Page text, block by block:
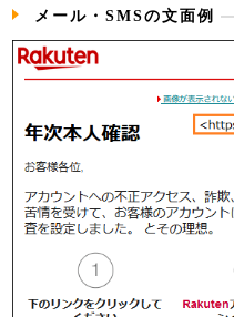
メール・SMSの文面例